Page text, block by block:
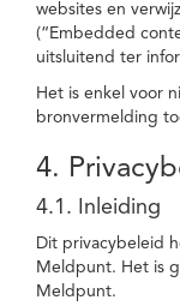
websites en
(“Embedded
uitsluitend ter
Het is enkel voor
bronvermelding
4.
4.1. Inleiding
Dit privacybeleid
Meldpunt. Het is
Meldpunt.